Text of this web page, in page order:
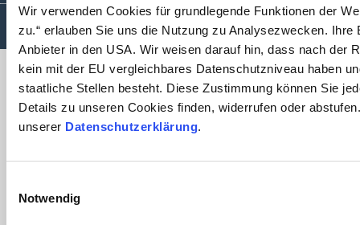
Wir verwenden Cookies für grundlegende Funktionen der
zu.“ erlauben Sie uns die Nutzung zu Analysezwecken.
Anbieter in den USA. Wir weisen darauf hin, dass nach der
kein mit der EU vergleichbares Datenschutzniveau haben
staatliche Stellen besteht. Diese Zustimmung können Sie
Details zu unseren Cookies finden, widerrufen oder
unserer Datenschutzerklärung.
Notwendig